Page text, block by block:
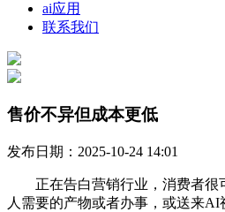
ai应用
联系我们
售价不异但成本更低
发布日期：2025-10-24 14:01
正在告白营销行业，消费者很
人需要的产物或者办事，或送来AI